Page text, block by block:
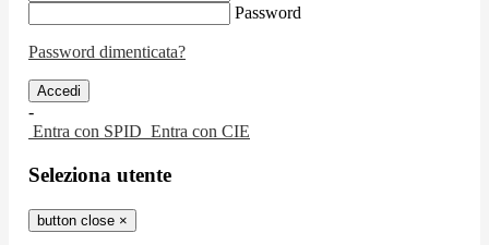
Password
Password dimenticata?
-
Entra con SPID Entra con CIE
Seleziona utente
button close ×